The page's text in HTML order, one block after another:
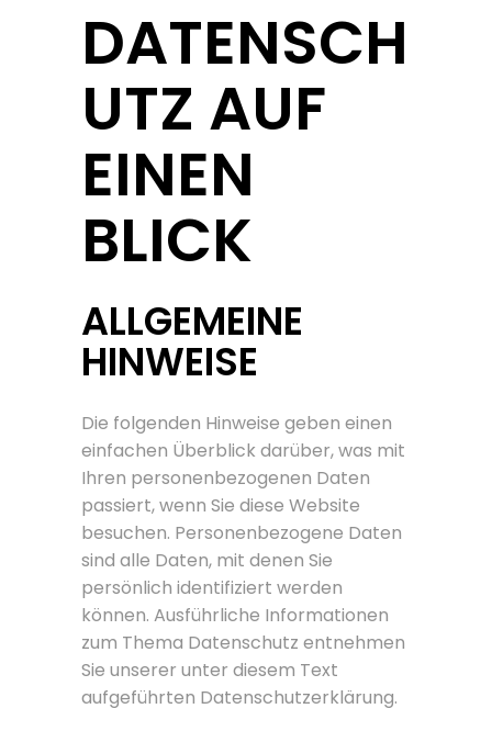
DATENSCH
UTZ AUF
EINEN
BLICK
ALLGEMEINE
HINWEISE
Die folgenden Hinweise geben einen
einfachen Überblick darüber, was mit
Ihren personenbezogenen Daten
passiert, wenn Sie diese Website
besuchen. Personenbezogene Daten
sind alle Daten, mit denen Sie
persönlich identifiziert werden
können. Ausführliche Informationen
zum Thema Datenschutz entnehmen
Sie unserer unter diesem Text
aufgeführten Datenschutzerklärung.